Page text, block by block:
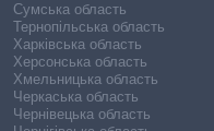
Сумська область
Тернопільська область
Харківська область
Херсонська область
Хмельницька область
Черкаська область
Чернівецька область